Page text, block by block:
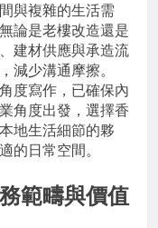
與複雜的生活需
論是老樓改造還是
建材供應與承造流
減少溝通摩擦。
度寫作，已確保內
角度出發，選擇香
地生活細節的夥
的日常空間。
範疇與價值